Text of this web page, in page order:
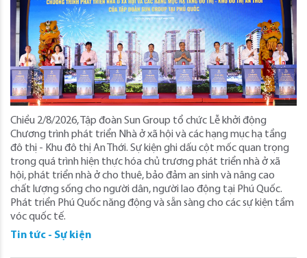
Chiều 2/8/2026, Tập đoàn Sun Group tổ chức Lễ khởi động
Chương trình phát triển Nhà ở xã hội và các hạng mục hạ tầng
đô thị - Khu đô thị An Thới. Sự kiện ghi dấu cột mốc quan trọng
trong quá trình hiện thực hóa chủ trương phát triển nhà ở xã
hội, phát triển nhà ở cho thuê, bảo đảm an sinh và nâng cao
chất lượng sống cho người dân, người lao động tại Phú Quốc.
Phát triển Phú Quốc năng động và sẵn sàng cho các sự kiện tầm
vóc quốc tế.
Tin tức - Sự kiện